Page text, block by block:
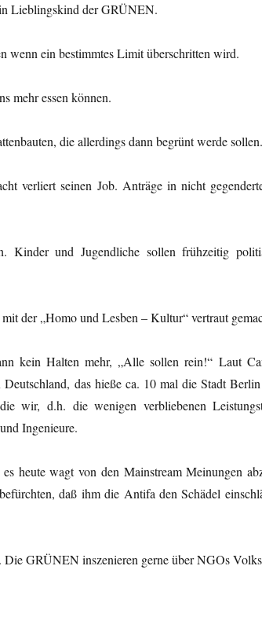
Lieblingskind der GRÜNEN.
wenn ein bestimmtes Limit überschritten wird.
mehr essen können.
die allerdings dann begrünt werde sollen.
verliert seinen Job. Anträge in nicht
Kinder und Jugendliche sollen frühzeitig
der „Homo und Lesben – Kultur“ vertraut
kein Halten mehr, „Alle sollen rein!“ Laut
das hieße ca. 10 mal die Stadt
wir, d.h. die wenigen verbliebenen
Ingenieure.
heute wagt von den Mainstream Meinungen
daß ihm die Antifa den Schädel
GRÜNEN inszenieren gerne über NGOs